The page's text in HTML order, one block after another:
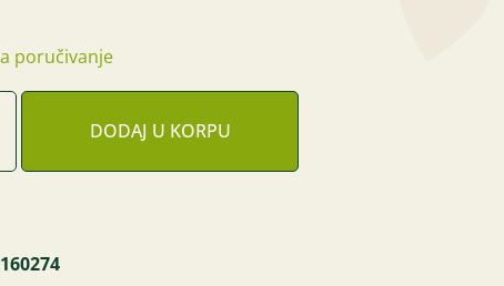
poručivanje
DODAJ U KORPU